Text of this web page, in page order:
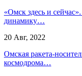
«Омск здесь и
динамику…
20 Авг, 2022
Омская ракета-
космодрома…